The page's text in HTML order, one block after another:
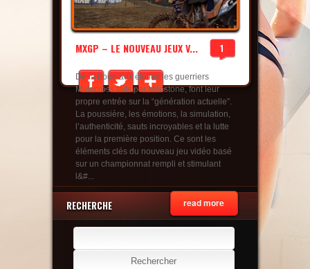
1
MXGP – LE NOUVEAU JEUX V...
De la boue aux étoiles les guerriers
Motocross faits par Milestone, font leur
propre entrée sur la “génération actuelle”.
La poussière, les émotions, la simulation,
l’authenticité, sauts incroyables et la lutte
pour la première position. Ce sont les
éléments clés du nouveau jeu vidéo basé
sur un championnat rempli et stimulant
l&#...
read more
RECHERCHE
Rechercher :